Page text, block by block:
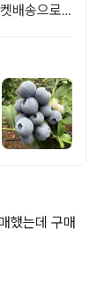
배송으로
했는데 구매